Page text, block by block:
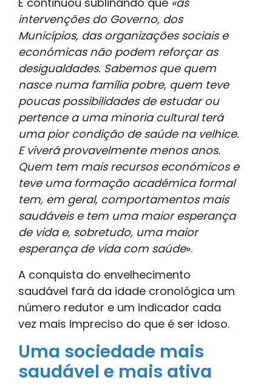
intervenções do Governo, dos
Municípios, das organizações sociais e
económicas não podem reforçar as
desigualdades. Sabemos que quem
nasce numa família pobre, quem teve
poucas possibilidades de estudar ou
pertence a uma minoria cultural terá
uma pior condição de saúde na velhice.
E viverá provavelmente menos anos.
Quem tem mais recursos económicos e
teve uma formação académica formal
tem, em geral, comportamentos mais
saudáveis e tem uma maior esperança
de vida e, sobretudo, uma maior
esperança de vida com saúde».
A conquista do envelhecimento
saudável fará da idade cronológica um
número redutor e um indicador cada
vez mais impreciso do que é ser idoso.
Uma sociedade mais
saudável e mais ativa